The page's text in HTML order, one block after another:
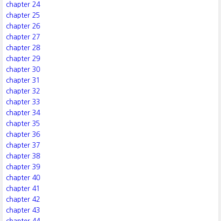
chapter 24
chapter 25
chapter 26
chapter 27
chapter 28
chapter 29
chapter 30
chapter 31
chapter 32
chapter 33
chapter 34
chapter 35
chapter 36
chapter 37
chapter 38
chapter 39
chapter 40
chapter 41
chapter 42
chapter 43